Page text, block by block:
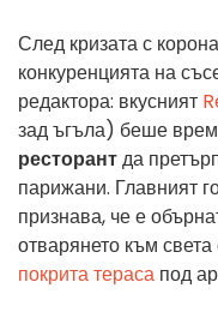
След кризата с
конкуренцията на
редактора: вкусният
зад ъгъла) беше
ресторантда
парижани. Главният
признава, че е
отварянето към
покрита тераса под